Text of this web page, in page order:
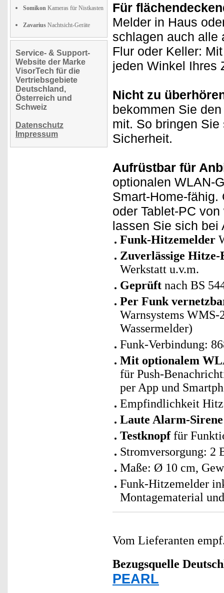
Somikon Kameras für Nistkasten
Zavarius Nachtsicht-Geräte
Service- & Support-
Website der Marke
VisorTech für die
Vertriebsgebiete
Deutschland,
Österreich und
Schweiz
Datenschutz
Impressum
Für
Melder in Haus
schlagen auch alle
Flur oder Keller:
jeden Winkel Ihres
Nicht zu
bekommen Sie
mit. So bringen
Sicherheit.
Aufrüstbar für
optionalen WLAN-
Smart-Home-fähig.
oder Tablet-PC
lassen Sie sich bei
Funk-Hitzemelder
Zuverlässige
Werkstatt u.v.m.
Geprüft nach BS
Per Funk
Warnsystems
Wassermelder)
Funk-Verbindung:
Mit optionalem
für Push-
per App und
Empfindlichkeit
Laute Alarm-
Testknopffür
Stromversorgung: 2
Maße: Ø 10 cm,
Funk-Hitzemelder
Montagematerial
Vom Lieferanten
Bezugsquelle
PEARL